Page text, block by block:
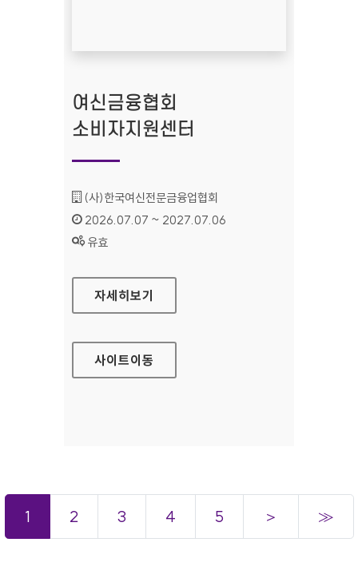
여신금융협회
소비자지원센터
기관명 :
(사)한국여신전문금융업협회
인증기간 :
2026.07.07 ~ 2027.07.06
상태 :
유효
여신금융협회 소비자지원센터
자세히보기
사이트이동
1 2 3 4 5 ＞ ≫